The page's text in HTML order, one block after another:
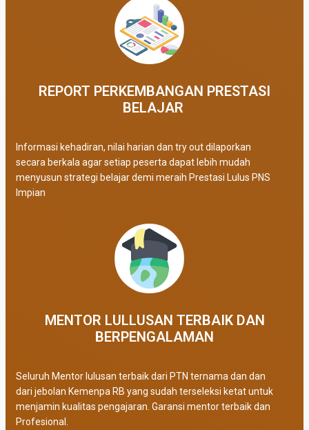
REPORT PERKEMBANGAN PRESTASI
BELAJAR ​
Informasi kehadiran, nilai harian dan try out dilaporkan
secara berkala agar setiap peserta dapat lebih mudah
menyusun strategi belajar demi meraih Prestasi Lulus PNS
Impian
MENTOR LULLUSAN TERBAIK DAN
BERPENGALAMAN
Seluruh Mentor lulusan terbaik dari PTN ternama dan dan
dari jebolan Kemenpa RB yang sudah terseleksi ketat untuk
menjamin kualitas pengajaran. Garansi mentor terbaik dan
Profesional.